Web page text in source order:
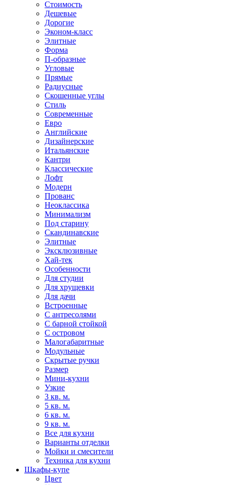
Стоимость
Дешевые
Дорогие
Эконом-класс
Элитные
Форма
П-образные
Угловые
Прямые
Радиусные
Скошенные углы
Стиль
Современные
Евро
Английские
Дизайнерские
Итальянские
Кантри
Классические
Лофт
Модерн
Прованс
Неоклассика
Минимализм
Под старину
Скандинавские
Элитные
Эксклюзивные
Хай-тек
Особенности
Для студии
Для хрущевки
Для дачи
Встроенные
С антресолями
С барной стойкой
С островом
Малогабаритные
Модульные
Скрытые ручки
Размер
Мини-кухни
Узкие
3 кв. м.
5 кв. м.
6 кв. м.
9 кв. м.
Все для кухни
Варианты отделки
Мойки и смесители
Техника для кухни
Шкафы-купе
Цвет